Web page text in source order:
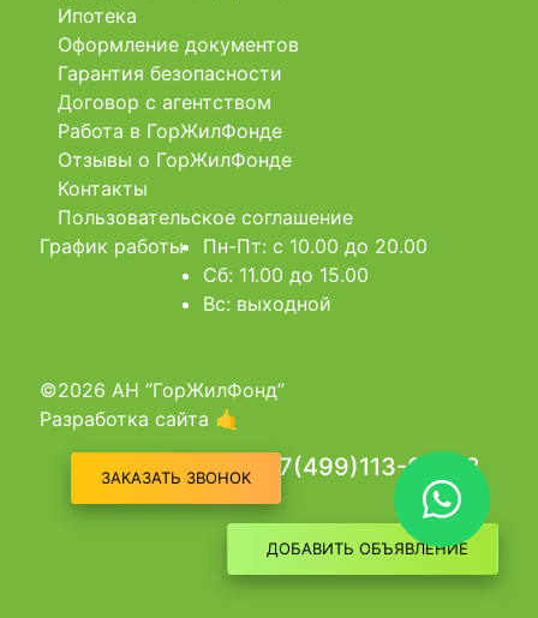
Ипотека
Оформление документов
Гарантия безопасности
Договор с агентством
Работа в ГорЖилФонде
Отзывы о ГорЖилФонде
Контакты
Пользовательское соглашение
График работы
Пн-Пт: c 10.00 до 20.00
Сб: 11.00 до 15.00
Вс: выходной
©2026 АН “ГорЖилФонд”
Разработка сайта 🤙
+7(499)113-03-03
ЗАКАЗАТЬ ЗВОНОК
ДОБАВИТЬ ОБЪЯВЛЕНИЕ